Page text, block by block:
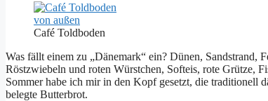
Café Toldboden
Was fällt einem zu „Dänemark“ ein? Dünen, Sandstrand,
Röstzwiebeln und roten Würstchen, Softeis, rote Grütze,
Sommer habe ich mir in den Kopf gesetzt, die traditionell
belegte Butterbrot.